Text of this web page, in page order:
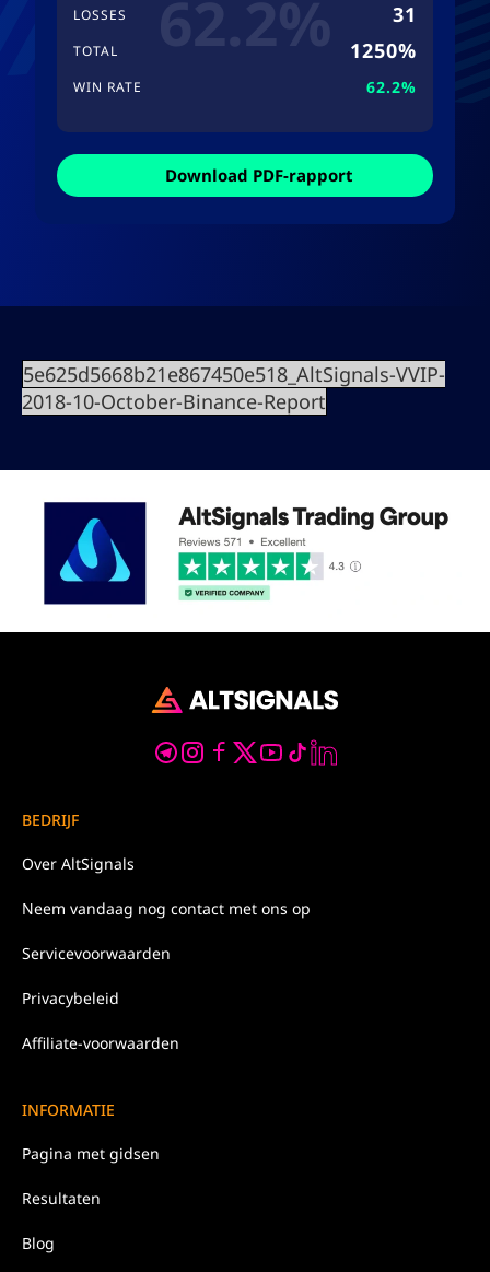
LOSSES 31
TOTAL 1250%
WIN RATE 62.2%
Download PDF-rapport
5e625d5668b21e867450e518_AltSignals-VVIP-
2018-10-October-Binance-Report
BEDRIJF
Over AltSignals
Neem vandaag nog contact met ons op
Servicevoorwaarden
Privacybeleid
Affiliate-voorwaarden
INFORMATIE
Pagina met gidsen
Resultaten
Blog